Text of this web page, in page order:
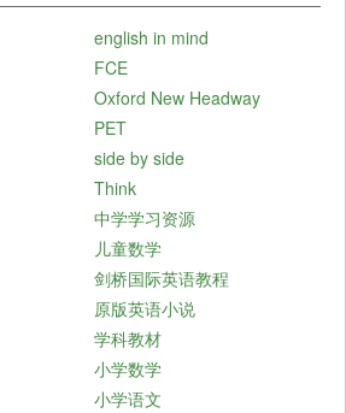
english in mind
FCE
Oxford New Headway
PET
side by side
Think
中学学习资源
儿童数学
剑桥国际英语教程
原版英语小说
学科教材
小学数学
小学语文